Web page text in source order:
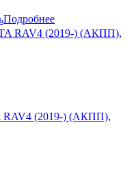
Подробнее
RAV4 (2019-) (АКПП),